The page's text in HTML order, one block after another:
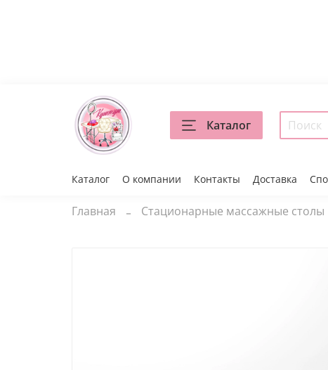
Каталог
Каталог О компании Контакты Доставка
Главная Стационарные массажные столы